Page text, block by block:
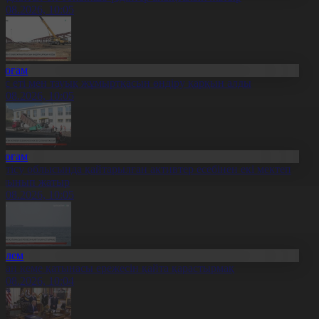
10:05
еті мен тауық жұмыртқасын өндіру қарқын алды
10:05
облысында қайтарылған активтер есебінен екі мектеп
жатыр
10:05
кеме қатынасы ережесін қайта қарастырмақ
10:04